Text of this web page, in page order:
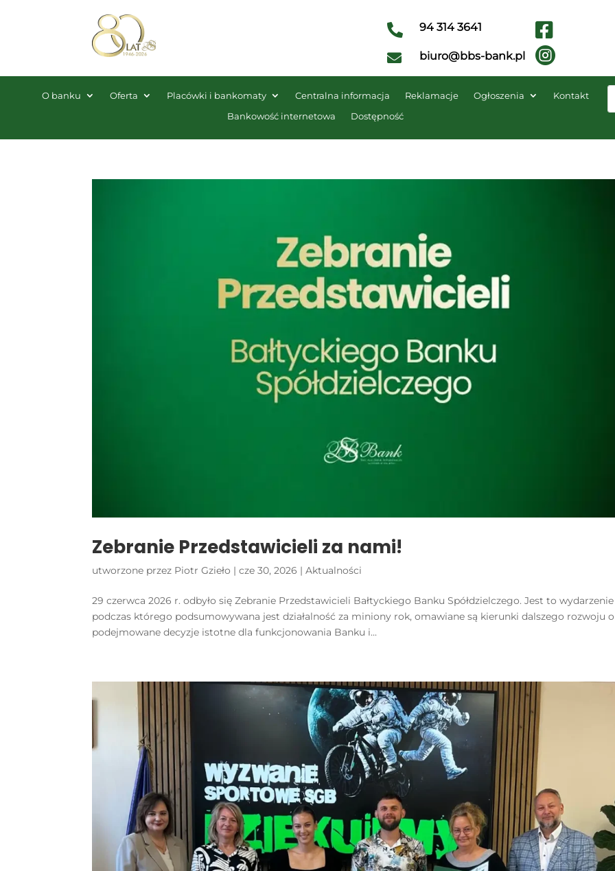
 94 314 3641
 biuro@bbs-bank.pl


O banku Oferta Placówki i bankomaty Centralna informacja Reklamacje Ogłoszenia
Kontakt
Bankowość internetowa
Dostępność
Zebranie Przedstawicieli za nami!
utworzone przez Piotr Gzieło |cze 30, 2026 |Aktualności
29 czerwca 2026 r. odbyło się Zebranie Przedstawicieli Bałtyckiego Banku Spółdzielczego. Jest to wydarzenie
podczas którego podsumowywana jest działalność za miniony rok, omawiane są kierunki dalszego rozwoju
podejmowane decyzje istotne dla funkcjonowania Banku i...